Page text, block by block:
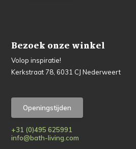
Bezoek onze winkel
Volop inspiratie!
Kerkstraat 78, 6031 CJ Nederweert
Openingstijden
+31 (0)495 625991
info@bath-living.com